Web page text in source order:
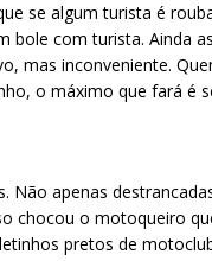
se algum turista é
bole com turista. Ainda
mas inconveniente.
o máximo que fará é
Não apenas
chocou o motoqueiro
pretos de